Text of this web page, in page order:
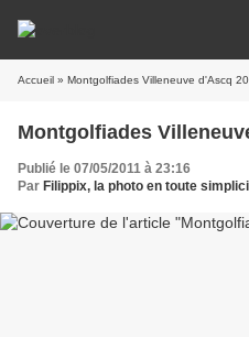
Accueil » Montgolfiades Villeneuve d'Ascq
Montgolfiades
Publié le 07/05/2011 à 23:16
Par Filippix, la photo en toute